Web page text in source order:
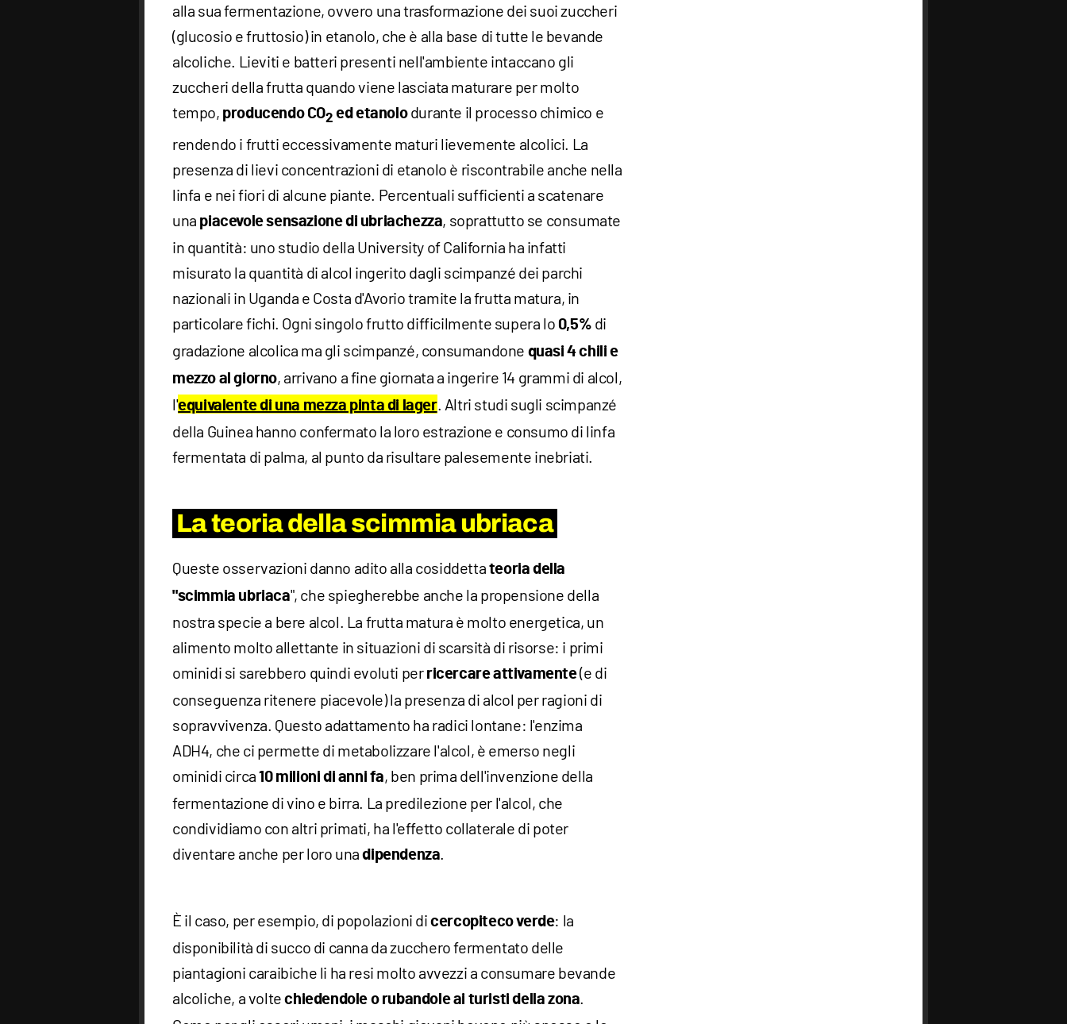
alla sua fermentazione, ovvero una trasformazione dei suoi zuccheri
(glucosio e fruttosio) in etanolo, che è alla base di tutte le bevande
alcoliche. Lieviti e batteri presenti nell'ambiente intaccano gli
zuccheri della frutta quando viene lasciata maturare per molto
tempo, producendo CO2 ed etanolodurante il processo chimico e
rendendo i frutti eccessivamente maturi lievemente alcolici. La
presenza di lievi concentrazioni di etanolo è riscontrabile anche nella
linfa e nei fiori di alcune piante. Percentuali sufficienti a scatenare
una piacevole sensazione di ubriachezza, soprattutto se consumate
in quantità: uno studio della University of California ha infatti
misurato la quantità di alcol ingerito dagli scimpanzé dei parchi
nazionali in Uganda e Costa d'Avorio tramite la frutta matura, in
particolare fichi. Ogni singolo frutto difficilmente supera lo 0,5% di
gradazione alcolica ma gli scimpanzé, consumandone quasi 4 chili e
mezzo al giorno, arrivano a fine giornata a ingerire 14 grammi di alcol,
l'equivalente di una mezza pinta di lager. Altri studi sugli scimpanzé
della Guinea hanno confermato la loro estrazione e consumo di linfa
fermentata di palma, al punto da risultare palesemente inebriati.
La teoria della scimmia ubriaca
Queste osservazioni danno adito alla cosiddetta teoria della
"scimmia ubriaca", che spiegherebbe anche la propensione della
nostra specie a bere alcol. La frutta matura è molto energetica, un
alimento molto allettante in situazioni di scarsità di risorse: i primi
ominidi si sarebbero quindi evoluti perricercare attivamente(e di
conseguenza ritenere piacevole) la presenza di alcol per ragioni di
sopravvivenza. Questo adattamento ha radici lontane: l'enzima
ADH4, che ci permette di metabolizzare l'alcol, è emerso negli
ominidi circa10 milioni di anni fa, ben prima dell'invenzione della
fermentazione di vino e birra. La predilezione per l'alcol, che
condividiamo con altri primati, ha l'effetto collaterale di poter
diventare anche per loro unadipendenza.
È il caso, per esempio, di popolazioni dicercopiteco verde: la
disponibilità di succo di canna da zucchero fermentato delle
piantagioni caraibiche li ha resi molto avvezzi a consumare bevande
alcoliche, a voltechiedendole o rubandole ai turisti della zona.